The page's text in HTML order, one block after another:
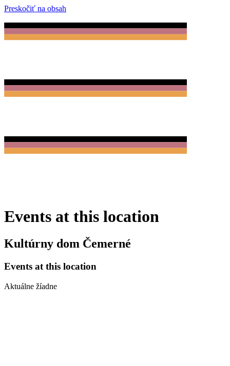
Preskočiť na obsah
Events at this location
Kultúrny dom Čemerné
Events at this location
Aktuálne žíadne